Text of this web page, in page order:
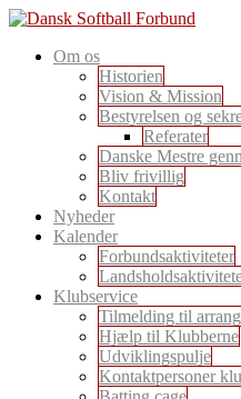
Skip
content
Dansk Softball Forbund
En sport for alle
Om os
Historien
Vision & Mission
Bestyrelsen og
Referater
Danske Mestre
Bliv frivillig
Kontakt
Nyheder
Kalender
Forbundsaktiviteter
Klubservice
Tilmelding til
Hjælp til Klubberne
Udviklingspulje
Kontaktpersoner